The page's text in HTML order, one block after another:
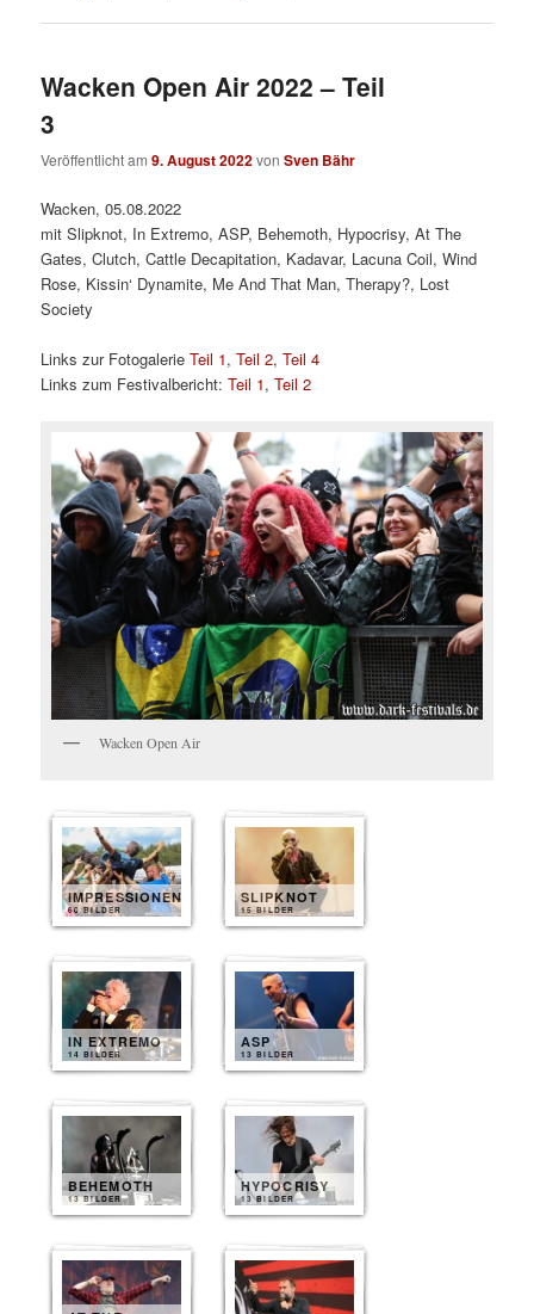
Wacken Open Air 2022 – Teil
3
Veröffentlicht am9. August 2022vonSven Bähr
Wacken, 05.08.2022
mit Slipknot, In Extremo, ASP, Behemoth, Hypocrisy, At The
Gates, Clutch, Cattle Decapitation, Kadavar, Lacuna Coil, Wind
Rose, Kissin‘ Dynamite, Me And That Man, Therapy?, Lost
Society
Links zur FotogalerieTeil 1,Teil 2,Teil 4
Links zum Festivalbericht:Teil 1,Teil 2
Wacken Open Air
IMPRESSIONEN
60 BILDER
SLIPKNOT
15 BILDER
IN EXTREMO
14 BILDER
ASP
13 BILDER
BEHEMOTH
13 BILDER
HYPOCRISY
13 BILDER